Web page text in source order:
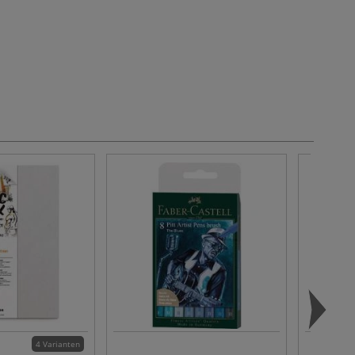
4 Varianten